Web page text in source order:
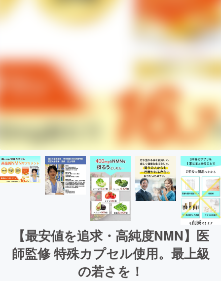
【最安値を追求・高純度NMN】医
師監修 特殊カプセル使用。最上級
の若さを！